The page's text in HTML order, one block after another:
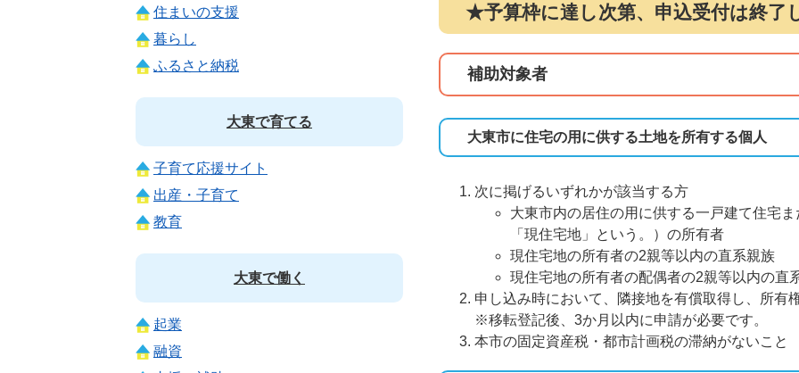
​★予算枠に達し次第、申込受付は終了
補助対象者
大東市に住宅の用に供する土地を所有する個人
次に掲げるいずれかが該当する方
大東市内の居住の用に供する一戸建て住宅
「現住宅地」という。）の所有者
現住宅地の所有者の2親等以内の直系親族
現住宅地の所有者の配偶者の2親等以内の直
申し込み時において、隣接地を有償取得し
※移転登記後、3か月以内に申請が必要です。
本市の固定資産税・都市計画税の滞納がないこと
住まいの支援
暮らし
ふるさと納税
大東で育てる
子育て応援サイト
出産・子育て
教育
大東で働く
起業
融資